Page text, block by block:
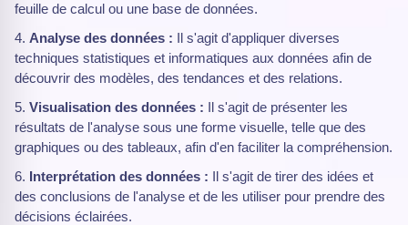
feuille de calcul ou une base de données.
Analyse des données : Il s'agit d'appliquer diverses
techniques statistiques et informatiques aux données afin de
découvrir des modèles, des tendances et des relations.
Visualisation des données : Il s'agit de présenter les
résultats de l'analyse sous une forme visuelle, telle que des
graphiques ou des tableaux, afin d'en faciliter la compréhension.
Interprétation des données : Il s'agit de tirer des idées et
des conclusions de l'analyse et de les utiliser pour prendre des
décisions éclairées.